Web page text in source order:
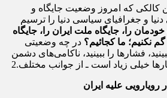
كالكى كه امروز وضعیت جایگاه و
و جغرافیاى سیاسى دنیا را ترسیم
خودمان را، جایگاه ملت ایران را، جایگاه
نكنیم؛ ما كجائیم؟ در چه وضعیتى
فشارها را ببینید، ناكامى‌هاى دشمن
خیلى زیاد است ـ از جوانب مختلف.2
علیه ایران